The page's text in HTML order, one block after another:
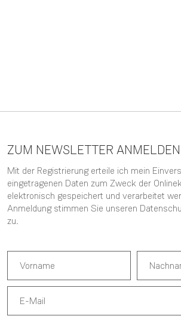
ZUM NEWSLETTER ANMELDEN
Mit der Registrierung erteile ich mein
eingetragenen Daten zum Zweck der
elektronisch gespeichert und verarbeitet
Anmeldung stimmen Sie unseren
zu.